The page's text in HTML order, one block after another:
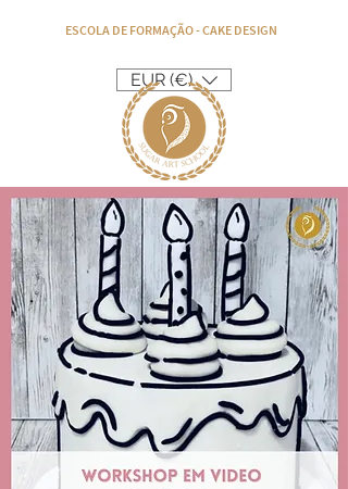
ESCOLA DE FORMAÇÃO - CAKE DESIGN
EUR (€)